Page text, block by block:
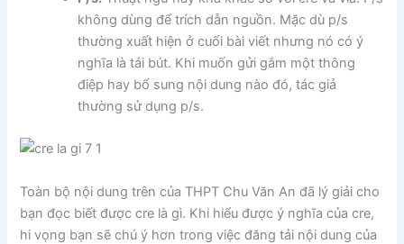
không dùng để trích dẫn nguồn. Mặc dù p/s
thường xuất hiện ở cuối bài viết nhưng nó có ý
nghĩa là tái bút. Khi muốn gửi gắm một thông
điệp hay bổ sung nội dung nào đó, tác giả
thường sử dụng p/s.
Toàn bộ nội dung trên của THPT Chu Văn An đã lý giải cho
bạn đọc biết được cre là gì. Khi hiểu được ý nghĩa của cre,
hi vọng bạn sẽ chú ý hơn trong việc đăng tải nội dung của